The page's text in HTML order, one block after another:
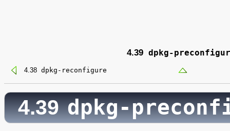
4.39 dpkg-
4.38 dpkg-reconfigure
4.39dpkg-